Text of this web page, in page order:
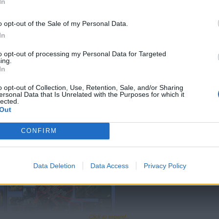
opt-out of the Sale of my Personal Data.
opt-out of processing my Personal Data for Targeted
opt-out of Collection, Use, Retention, Sale, and/or Sharing
Data that Is Unrelated with the Purposes for which it
CONFIRM
Data Deletion Data Access Privacy Policy
акции
всё это проходится достаточно живо и весело.
али без?
Click to expand...